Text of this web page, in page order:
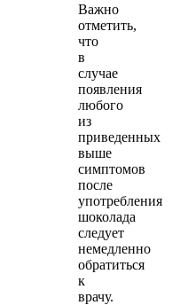
Важно
отметить,
что
в
случае
появления
любого
из
приведенных
выше
симптомов
после
употребления
шоколада
следует
немедленно
обратиться
к
врачу.